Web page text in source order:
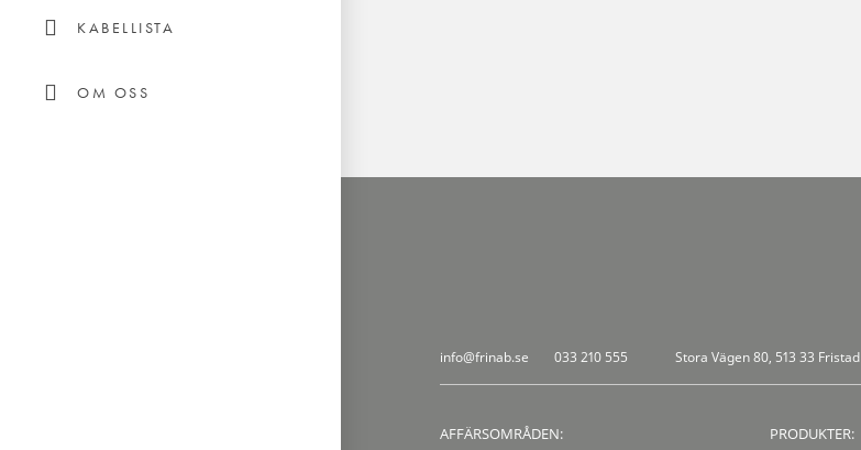
KABELLISTA
OM OSS
info@frinab.se 033 210 555 Stora Vägen 80, 513 33 Fristad
AFFÄRSOMRÅDEN: PRODUKTER: